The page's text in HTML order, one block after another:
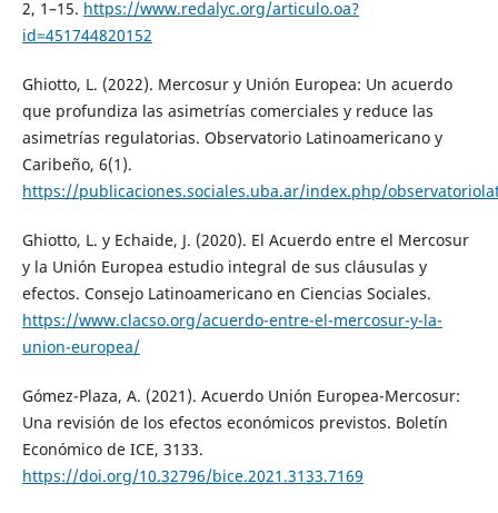
2, 1–15. https://www.redalyc.org/articulo.oa?
id=451744820152
Ghiotto, L. (2022). Mercosur y Unión Europea: Un acuerdo
que profundiza las asimetrías comerciales y reduce las
asimetrías regulatorias. Observatorio Latinoamericano y
Caribeño, 6(1).
https://publicaciones.sociales.uba.ar/index.php/
Ghiotto, L. y Echaide, J. (2020). El Acuerdo entre el Mercosur
y la Unión Europea estudio integral de sus cláusulas y
efectos. Consejo Latinoamericano en Ciencias Sociales.
https://www.clacso.org/acuerdo-entre-el-mercosur-y-la-
union-europea/
Gómez-Plaza, A. (2021). Acuerdo Unión Europea-Mercosur:
Una revisión de los efectos económicos previstos. Boletín
Económico de ICE, 3133.
https://doi.org/10.32796/bice.2021.3133.7169